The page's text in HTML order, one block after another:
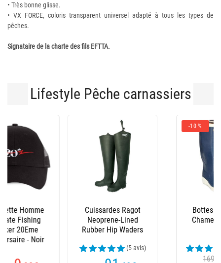
• Très bonne glisse.
• VX FORCE, coloris transparent universel adapté à tous les types de
pêches.
Signataire de la charte des fils EFTTA.
Lifestyle Pêche carnassiers
Cuissardes Ragot
Neoprene-Lined
Rubber Hip Waders
(5 avis)
Bottes Homme Le
Chameau - Marine
(23 avis)